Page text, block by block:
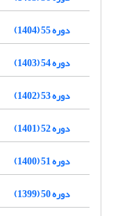
دوره 55 (1404)
دوره 54 (1403)
دوره 53 (1402)
دوره 52 (1401)
دوره 51 (1400)
دوره 50 (1399)